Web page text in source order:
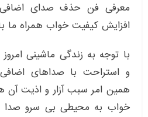
معرفی فن حذف صدای اضافی
افزایش کیفیت خواب همراه ما
با توجه به زندگی ماشینی
و استراحت با صداهای
همین امر سبب آزار و اذیت آن
خواب به محیطی بی سرو صدا